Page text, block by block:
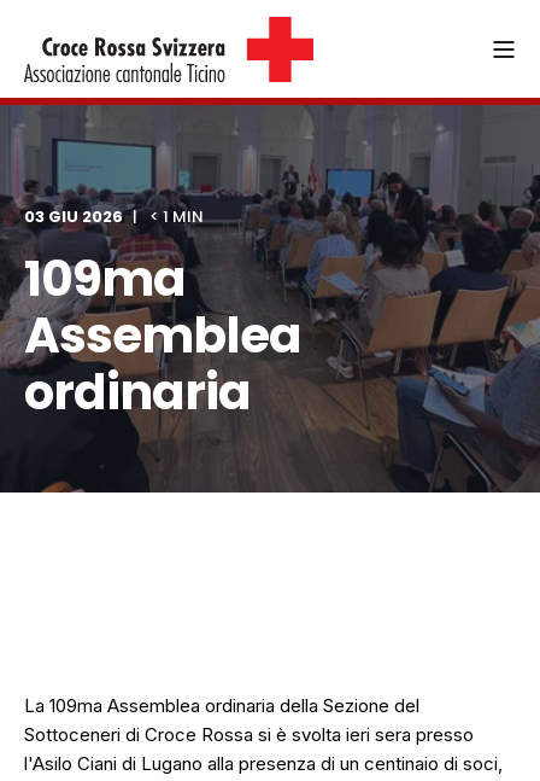
03 GIU 2026 < 1 MIN
109ma
Assemblea
ordinaria
La 109ma Assemblea ordinaria della Sezione del
Sottoceneri di Croce Rossa si è svolta ieri sera presso
l'Asilo Ciani di Lugano alla presenza di un centinaio di soci,